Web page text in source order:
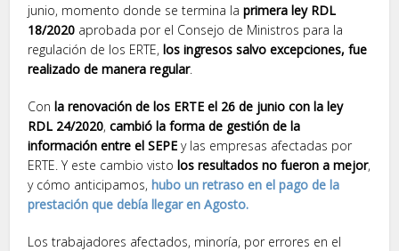
junio, momento donde se termina la primera ley RDL
18/2020 aprobada por el Consejo de Ministros para la
regulación de los ERTE,los ingresos salvo excepciones, fue
realizado de manera regular.
Con la renovación de los ERTE el 26 de junio con la ley
RDL 24/2020, cambió la forma de gestión de la
información entre el SEPE y las empresas afectadas por
ERTE. Y este cambio vistolos resultados no fueron a mejor,
y cómo anticipamos,hubo un retraso en el pago de la
prestación que debía llegar en Agosto.
Los trabajadores afectados, minoría, por errores en el